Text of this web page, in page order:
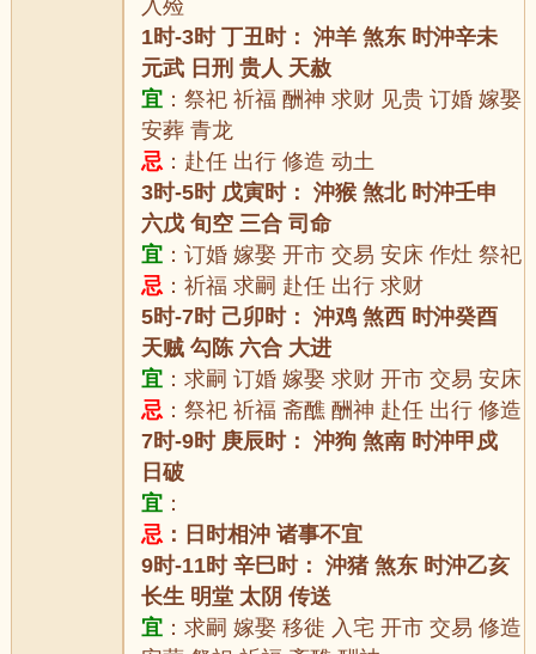
入殓
1时-3时 丁丑时： 沖羊 煞东 时沖辛未
元武 日刑 贵人 天赦
宜 ：祭祀 祈福 酬神 求财 见贵 订婚 嫁娶
安葬 青龙
忌 ：赴任 出行 修造 动土
3时-5时 戊寅时： 沖猴 煞北 时沖壬申
六戊 旬空 三合 司命
宜 ：订婚 嫁娶 开市 交易 安床 作灶 祭祀
忌 ：祈福 求嗣 赴任 出行 求财
5时-7时 己卯时： 沖鸡 煞西 时沖癸酉
天贼 勾陈 六合 大进
宜 ：求嗣 订婚 嫁娶 求财 开市 交易 安床
忌 ：祭祀 祈福 斋醮 酬神 赴任 出行 修造
7时-9时 庚辰时： 沖狗 煞南 时沖甲戍
日破
宜 ：
忌 ：日时相沖 诸事不宜
9时-11时 辛巳时： 沖猪 煞东 时沖乙亥
长生 明堂 太阴 传送
宜 ：求嗣 嫁娶 移徙 入宅 开市 交易 修造